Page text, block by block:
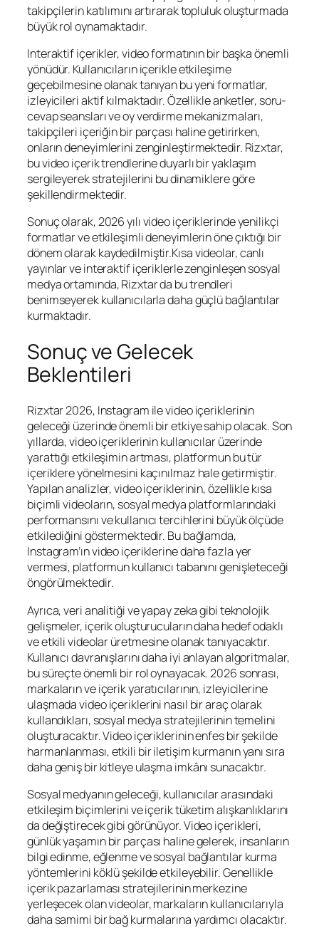
takipçilerin katılımını artırarak topluluk oluşturmada
büyük rol oynamaktadır.
Interaktif içerikler, video formatının bir başka önemli
yönüdür. Kullanıcıların içerikle etkileşime
geçebilmesine olanak tanıyan bu yeni formatlar,
izleyicileri aktif kılmaktadır. Özellikle anketler, soru-
cevap seansları ve oy verdirme mekanizmaları,
takipçileri içeriğin bir parçası haline getirirken,
onların deneyimlerini zenginleştirmektedir. Rizxtar,
bu video içerik trendlerine duyarlı bir yaklaşım
sergileyerek stratejilerini bu dinamiklere göre
şekillendirmektedir.
Sonuç olarak, 2026 yılı video içeriklerinde yenilikçi
formatlar ve etkileşimli deneyimlerin öne çıktığı bir
dönem olarak kaydedilmiştir.Kısa videolar, canlı
yayınlar ve interaktif içeriklerle zenginleşen sosyal
medya ortamında, Rizxtar da bu trendleri
benimseyerek kullanıcılarla daha güçlü bağlantılar
kurmaktadır.
Sonuç ve Gelecek
Beklentileri
Rizxtar 2026, Instagram ile video içeriklerinin
geleceği üzerinde önemli bir etkiye sahip olacak. Son
yıllarda, video içeriklerinin kullanıcılar üzerinde
yarattığı etkileşimin artması, platformun bu tür
içeriklere yönelmesini kaçınılmaz hale getirmiştir.
Yapılan analizler, video içeriklerinin, özellikle kısa
biçimli videoların, sosyal medya platformlarındaki
performansını ve kullanıcı tercihlerini büyük ölçüde
etkilediğini göstermektedir. Bu bağlamda,
Instagram’ın video içeriklerine daha fazla yer
vermesi, platformun kullanıcı tabanını genişleteceği
öngörülmektedir.
Ayrıca, veri analitiği ve yapay zeka gibi teknolojik
gelişmeler, içerik oluşturucuların daha hedef odaklı
ve etkili videolar üretmesine olanak tanıyacaktır.
Kullanıcı davranışlarını daha iyi anlayan algoritmalar,
bu süreçte önemli bir rol oynayacak. 2026 sonrası,
markaların ve içerik yaratıcılarının, izleyicilerine
ulaşmada video içeriklerini nasıl bir araç olarak
kullandıkları, sosyal medya stratejilerinin temelini
oluşturacaktır. Video içeriklerinin enfes bir şekilde
harmanlanması, etkili bir iletişim kurmanın yanı sıra
daha geniş bir kitleye ulaşma imkânı sunacaktır.
Sosyal medyanın geleceği, kullanıcılar arasındaki
etkileşim biçimlerini ve içerik tüketim alışkanlıklarını
da değiştirecek gibi görünüyor. Video içerikleri,
günlük yaşamın bir parçası haline gelerek, insanların
bilgi edinme, eğlenme ve sosyal bağlantılar kurma
yöntemlerini köklü şekilde etkileyebilir. Genellikle
içerik pazarlaması stratejilerinin merkezine
yerleşecek olan videolar, markaların kullanıcılarıyla
daha samimi bir bağ kurmalarına yardımcı olacaktır.